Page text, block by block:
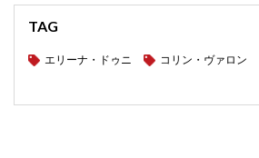
TAG
エリーナ・ドゥニ コリン・ヴァロン